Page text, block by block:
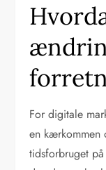
For digitale
en kærkommen
tidsforbruget